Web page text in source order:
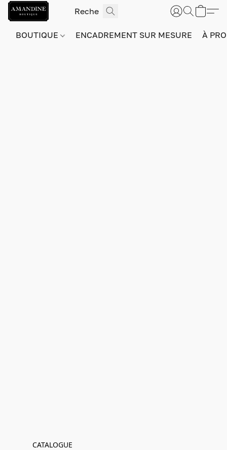
BOUTIQUE ENCADREMENT SUR MESURE À
CATALOGUE